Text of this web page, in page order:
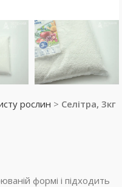
рослин > Селітра, 3кг
формі і підходить